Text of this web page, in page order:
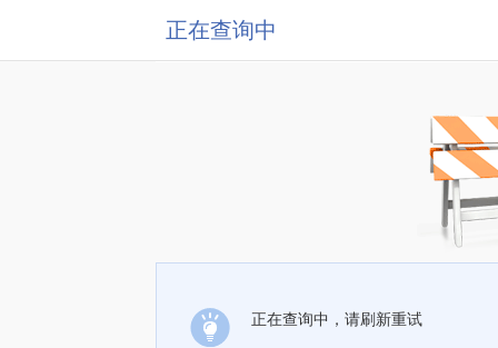
正在查询中
正在查询中，请刷新重试